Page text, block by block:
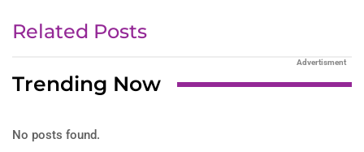
Related Posts
Advertisment
Trending Now
No posts found.